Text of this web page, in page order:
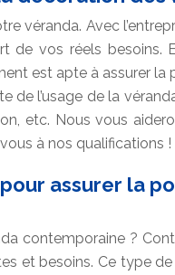
véranda. Avec
de vos réels besoins.
est apte à assurer la
de l’usage de la
etc. Nous vous
à nos qualifications !
assurer la
contemporaine ?
et besoins. Ce type